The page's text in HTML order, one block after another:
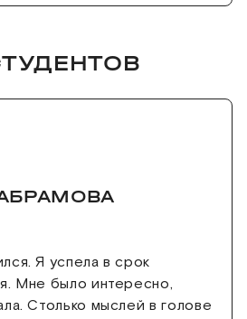
Я успела в срок
Мне было интересно,
Столько мыслей в голове